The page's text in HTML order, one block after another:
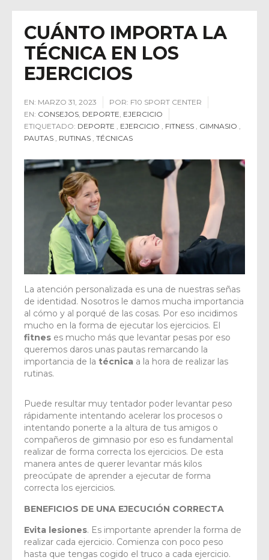
CUÁNTO IMPORTA LA
TÉCNICA EN LOS
EJERCICIOS
EN: MARZO 31, 2023 POR: F10 SPORT CENTER
EN: CONSEJOS, DEPORTE, EJERCICIO
ETIQUETADO: DEPORTE , EJERCICIO , FITNESS , GIMNASIO ,
PAUTAS , RUTINAS , TÉCNICAS
La atención personalizada es una de nuestras señas
de identidad. Nosotros le damos mucha importancia
al cómo y al porqué de las cosas. Por eso incidimos
mucho en la forma de ejecutar los ejercicios. El
fitnes es mucho más que levantar pesas por eso
queremos daros unas pautas remarcando la
importancia de la técnica a la hora de realizar las
rutinas.
Puede resultar muy tentador poder levantar peso
rápidamente intentando acelerar los procesos o
intentando ponerte a la altura de tus amigos o
compañeros de gimnasio por eso es fundamental
realizar de forma correcta los ejercicios. De esta
manera antes de querer levantar más kilos
preocúpate de aprender a ejecutar de forma
correcta los ejercicios.
BENEFICIOS DE UNA EJECUCIÓN CORRECTA
Evita lesiones. Es importante aprender la forma de
realizar cada ejercicio. Comienza con poco peso
hasta que tengas cogido el truco a cada ejercicio.